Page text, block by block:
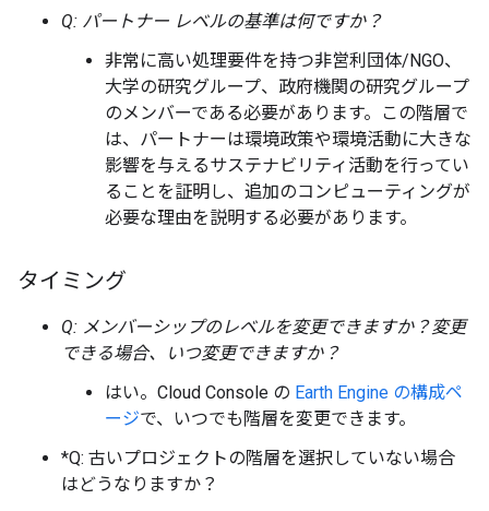
Q: パートナー レベルの基準は何ですか？
非常に高い処理要件を持つ非営利団体/NGO、
大学の研究グループ、政府機関の研究グループ
のメンバーである必要があります。この階層で
は、パートナーは環境政策や環境活動に大きな
影響を与えるサステナビリティ活動を行ってい
ることを証明し、追加のコンピューティングが
必要な理由を説明する必要があります。
タイミング
Q: メンバーシップのレベルを変更できますか？変更
できる場合、いつ変更できますか？
はい。Cloud Console の Earth Engine の構成ペ
ージで、いつでも階層を変更できます。
*Q: 古いプロジェクトの階層を選択していない場合
はどうなりますか？